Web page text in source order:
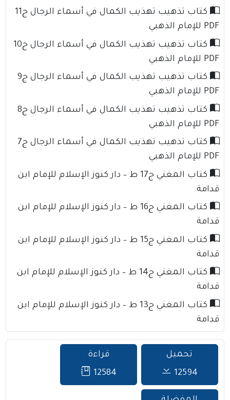
كتاب تذهيب تهذيب الكمال في أسماء الرجال ج11
PDF للإمام الذهبي
كتاب تذهيب تهذيب الكمال في أسماء الرجال ج10
PDF للإمام الذهبي
كتاب تذهيب تهذيب الكمال في أسماء الرجال ج9
PDF للإمام الذهبي
كتاب تذهيب تهذيب الكمال في أسماء الرجال ج8
PDF للإمام الذهبي
كتاب تذهيب تهذيب الكمال في أسماء الرجال ج7
PDF للإمام الذهبي
كتاب المغني ج17 ط – دار كنوز الإسلام للإمام ابن
قدامة
كتاب المغني ج16 ط – دار كنوز الإسلام للإمام ابن
قدامة
كتاب المغني ج15 ط – دار كنوز الإسلام للإمام ابن
قدامة
كتاب المغني ج14 ط – دار كنوز الإسلام للإمام ابن
قدامة
كتاب المغني ج13 ط – دار كنوز الإسلام للإمام ابن
قدامة
تحميل
12594
قراءة
12584